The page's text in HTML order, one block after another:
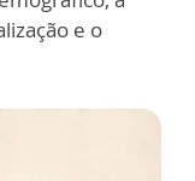
e o